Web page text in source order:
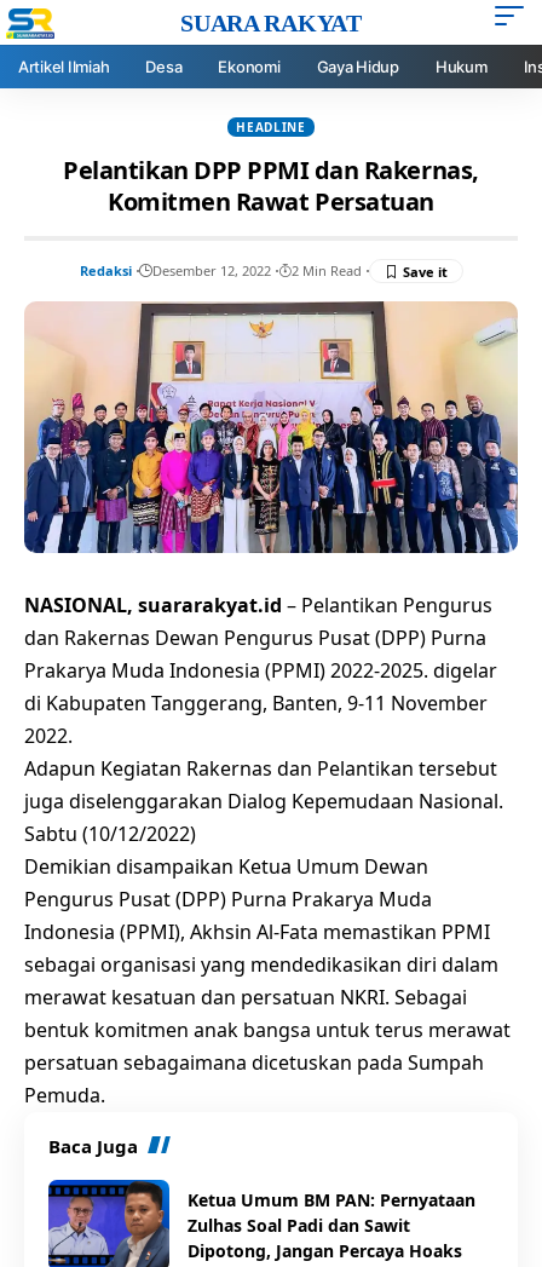
SUARA RAKYAT
Artikel Ilmiah Desa Ekonomi Gaya Hidup Hukum
HEADLINE
Pelantikan DPP PPMI dan Rakernas,
Komitmen Rawat Persatuan
Redaksi Desember 12, 2022 2 Min Read
NASIONAL, suararakyat.id – Pelantikan Pengurus
dan Rakernas Dewan Pengurus Pusat (DPP) Purna
Prakarya Muda Indonesia (PPMI) 2022-2025. digelar
di Kabupaten Tanggerang, Banten, 9-11 November
2022.
Adapun Kegiatan Rakernas dan Pelantikan tersebut
juga diselenggarakan Dialog Kepemudaan Nasional.
Sabtu (10/12/2022)
Demikian disampaikan Ketua Umum Dewan
Pengurus Pusat (DPP) Purna Prakarya Muda
Indonesia (PPMI), Akhsin Al-Fata memastikan PPMI
sebagai organisasi yang mendedikasikan diri dalam
merawat kesatuan dan persatuan NKRI. Sebagai
bentuk komitmen anak bangsa untuk terus merawat
persatuan sebagaimana dicetuskan pada Sumpah
Pemuda.
Baca Juga
Ketua Umum BM PAN: Pernyataan
Zulhas Soal Padi dan Sawit
Dipotong, Jangan Percaya Hoaks